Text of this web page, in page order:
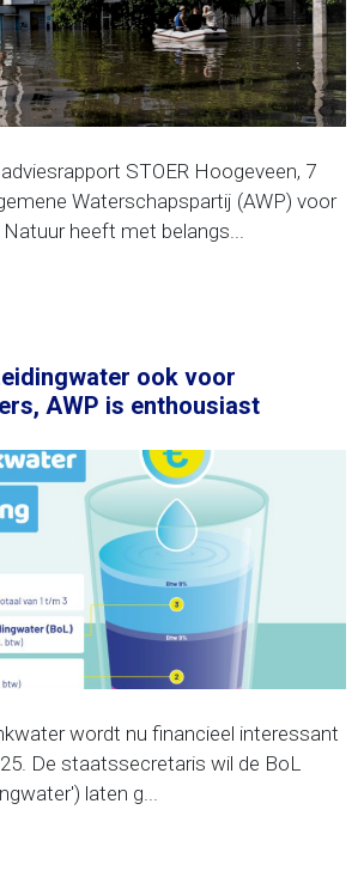
STOER Hoogeveen, 7
Waterschapspartij (AWP) voor
heeft met belangs...
ook voor
AWP is enthousiast
wordt nu financieel interessant
De staatssecretaris wil de BoL
laten g...